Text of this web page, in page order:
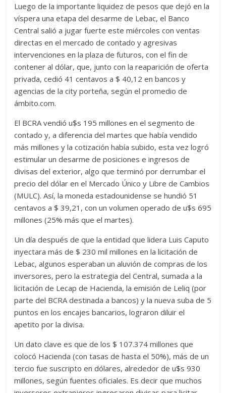
Luego de la importante liquidez de pesos que dejó en la
víspera una etapa del desarme de Lebac, el Banco
Central salió a jugar fuerte este miércoles con ventas
directas en el mercado de contado y agresivas
intervenciones en la plaza de futuros, con el fin de
contener al dólar, que, junto con la reaparición de oferta
privada, cedió 41 centavos a $ 40,12 en bancos y
agencias de la city porteña, según el promedio de
ámbito.com.
El BCRA vendió u$s 195 millones en el segmento de
contado y, a diferencia del martes que había vendido
más millones y la cotización había subido, esta vez logró
estimular un desarme de posiciones e ingresos de
divisas del exterior, algo que terminó por derrumbar el
precio del dólar en el Mercado Único y Libre de Cambios
(MULC). Así, la moneda estadounidense se hundió 51
centavos a $ 39,21, con un volumen operado de u$s 695
millones (25% más que el martes).
Un día después de que la entidad que lidera Luis Caputo
inyectara más de $ 230 mil millones en la licitación de
Lebac, algunos esperaban un aluvión de compras de los
inversores, pero la estrategia del Central, sumada a la
licitación de Lecap de Hacienda, la emisión de Leliq (por
parte del BCRA destinada a bancos) y la nueva suba de 5
puntos en los encajes bancarios, lograron diluir el
apetito por la divisa.
Un dato clave es que de los $ 107.374 millones que
colocó Hacienda (con tasas de hasta el 50%), más de un
tercio fue suscripto en dólares, alrededor de u$s 930
millones, según fuentes oficiales. Es decir que muchos